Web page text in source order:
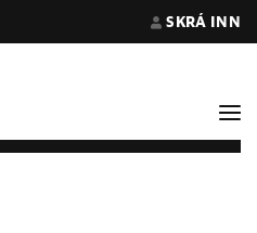
SKRÁ INN